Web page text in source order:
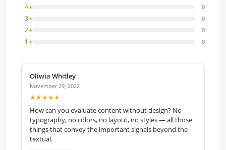
4★ 0
3★ 0
2★ 0
1 ★ 0
Oliwia Whitley
November 29, 2022
★★★★★
How can you evaluate content without design? No
typography, no colors, no layout, no styles — all those
things that convey the important signals beyond the
textual.